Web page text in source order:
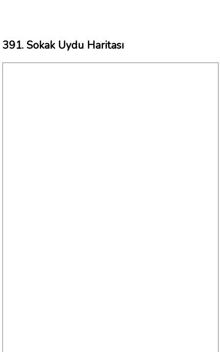
391. Sokak Uydu Haritası